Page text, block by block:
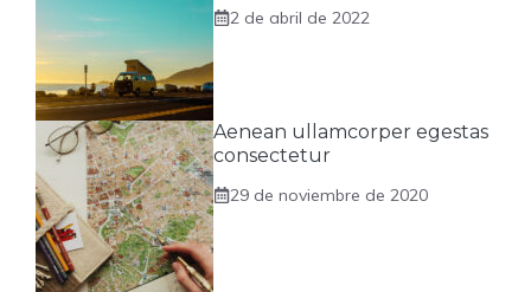
2 de abril de 2022
Aenean ullamcorper egestas
consectetur
29 de noviembre de 2020